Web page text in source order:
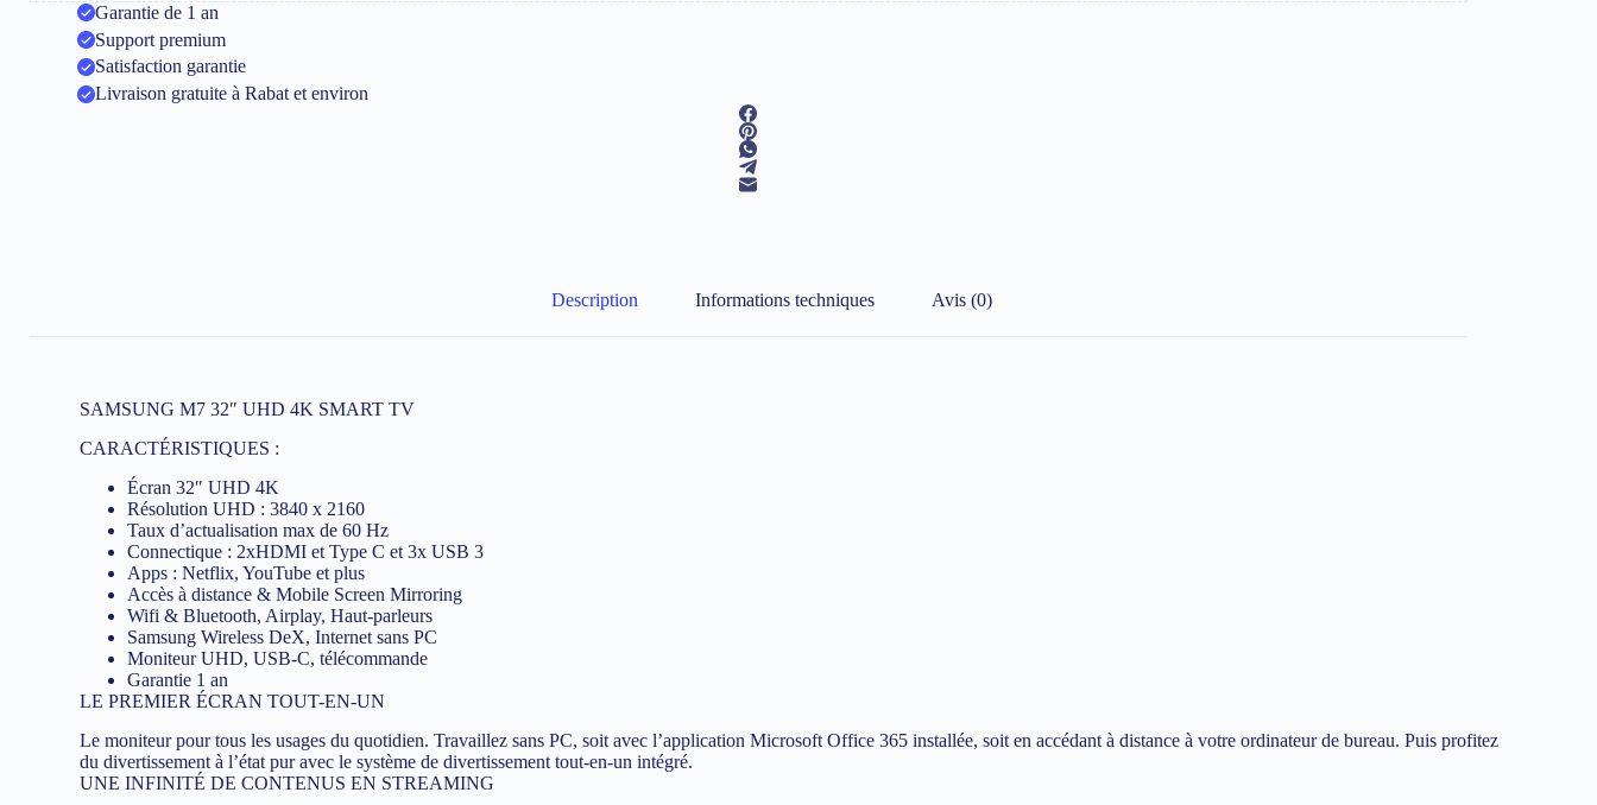
Garantie de 1 an
Support premium
Satisfaction garantie
Livraison gratuite à Rabat et environ
Description Informations techniques Avis (0)
SAMSUNG M7 32″ UHD 4K SMART TV
CARACTÉRISTIQUES :
Écran 32″ UHD 4K
Résolution UHD : 3840 x 2160
Taux d’actualisation max de 60 Hz
Connectique : 2xHDMI et Type C et 3x USB 3
Apps : Netflix, YouTube et plus
Accès à distance & Mobile Screen Mirroring
Wifi & Bluetooth, Airplay, Haut-parleurs
Samsung Wireless DeX, Internet sans PC
Moniteur UHD, USB-C, télécommande
Garantie 1 an
LE PREMIER ÉCRAN TOUT-EN-UN
Le moniteur pour tous les usages du quotidien. Travaillez sans PC, soit avec l’application Microsoft Office 365 installée, soit en accédant à distance à votre ordinateur de bureau. Puis profitez
du divertissement à l’état pur avec le système de divertissement tout-en-un intégré.
UNE INFINITÉ DE CONTENUS EN STREAMING